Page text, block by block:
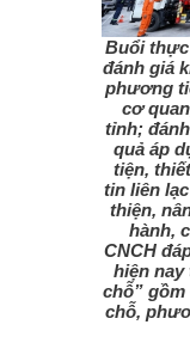
Buổi thực
đánh giá
phương
cơ
tỉnh;
quả áp
tiện,
tin liên
thiện,
hành,
CNCH
hiện nay
chỗ”
chỗ,